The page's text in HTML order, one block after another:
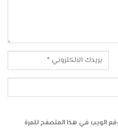
الويب في هذا المتصفح للمرة